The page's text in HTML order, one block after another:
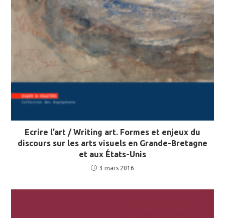
Ecrire l’art / Writing art. Formes et enjeux du
discours sur les arts visuels en Grande-Bretagne
et aux États-Unis
3 mars 2016